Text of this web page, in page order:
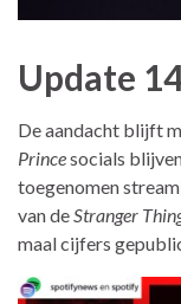
Update
De aandacht blijft
Princesocials
toegenomen
van deStranger
maal cijfers